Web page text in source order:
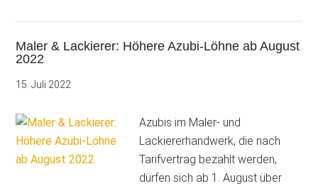
für
schon
ab
Januar
2023
Maler & Lackierer: Höhere Azubi-Löhne ab August
2022
15. Juli 2022
Azubis im Maler- und
Lackiererhandwerk, die nach
Tarifvertrag bezahlt werden,
dürfen sich ab 1. August über